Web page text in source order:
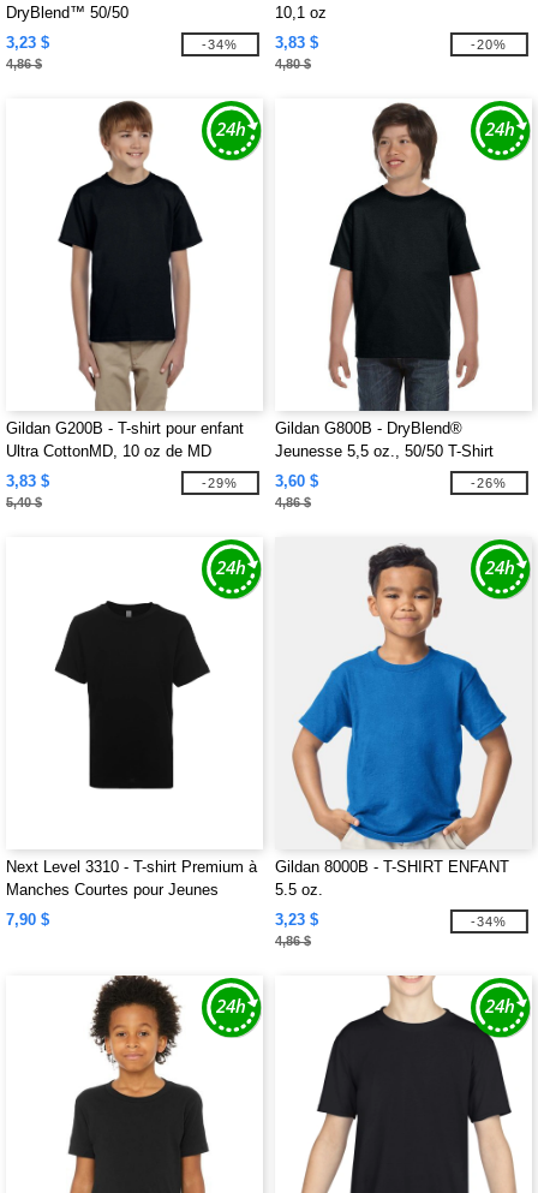
DryBlend™ 50/50
3,23 $
4,86 $
-34%
10,1 oz
3,83 $
4,80 $
-20%
Gildan G200B - T-shirt pour enfant
Ultra CottonMD, 10 oz de MD
(2000B)
3,83 $
5,40 $
-29%
Gildan G800B - DryBlend®
Jeunesse 5,5 oz., 50/50 T-Shirt
3,60 $
4,86 $
-26%
Next Level 3310 - T-shirt Premium à
Manches Courtes pour Jeunes
7,90 $
Gildan 8000B - T-SHIRT ENFANT
5.5 oz.
3,23 $
4,86 $
-34%